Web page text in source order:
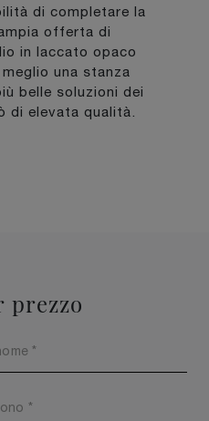
di completare la
offerta di
in laccato opaco
una stanza
belle soluzioni dei
di elevata qualità.